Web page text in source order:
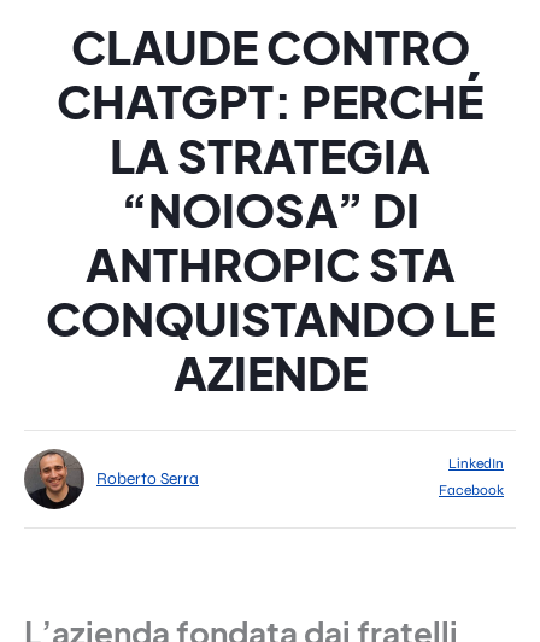
CLAUDE CONTRO
CHATGPT: PERCHÉ
LA STRATEGIA
“NOIOSA” DI
ANTHROPIC STA
CONQUISTANDO LE
AZIENDE
Roberto Serra
LinkedIn
Facebook
L’azienda fondata dai fratelli